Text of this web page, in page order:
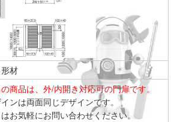
材
商品は、外/内開き対応可の門扉です。
ンは両面同じデザインです。
お気軽にお問い合わせください。